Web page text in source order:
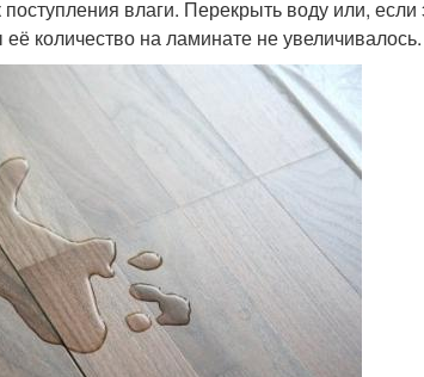
влаги. Перекрыть воду или,
количество на ламинате не увеличивалось.